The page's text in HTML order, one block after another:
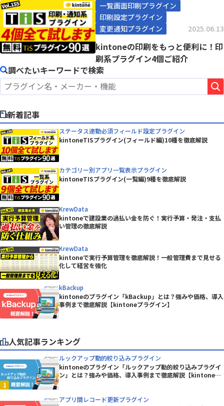
一覧画面印刷プラグイン
印刷設定プラグイン
変更通知プラグイン
2025.06.13
kintoneの印刷をもっと便利に！印
刷系プラグイン4個ご紹介
調べたいキーワードで検索
新着記事
ステータス連動必須フィールド設定プラグイン
kintoneTISプラグイン(フィールド編)10種を徹底解説
カテゴリー別アプリ一覧表示プラグイン
kintoneTISプラグイン(一覧編)9種を徹底解説
KrewData
kintoneで建設業の過払い金を防ぐ！実行予算・発注・支払
い管理の徹底解説
KrewData
kintoneで実行予算管理を徹底解説！一般管理費まで見せる
化して経営を強化
kBackup
kintoneのプラグイン「kBackup」とは？強みや価格、導入
事例まで徹底解説【kintoneプラグイン】
人気記事ランキング
ルックアップ動的絞り込みプラグイン
kintoneのプラグイン「ルックアップ動的絞り込みプラグイ
ン」とは？強みや価格、導入事例まで徹底解説【kintoneプ
アプリ間レコード更新プラグイン